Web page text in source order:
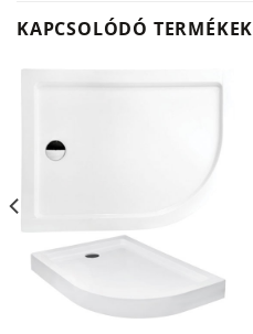
KAPCSOLÓDÓ TERMÉKEK